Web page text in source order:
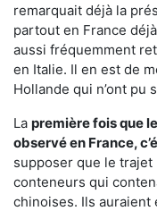
remarquait déjà la
partout en France
aussi fréquemment
en Italie. Il en est de
Hollande qui n’ont pu
La première fois que
observé en France,
supposer que le trajet
conteneurs qui
chinoises. Ils